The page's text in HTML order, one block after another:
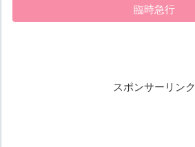
臨時急行
スポンサーリンク